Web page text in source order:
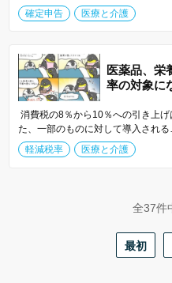
確定申告
医療と介護
医薬品、栄
率の対象に
消費税の8％から10％への引き上
た、一部のものに対して導入され
軽減税率
医療と介護
全37件
最初